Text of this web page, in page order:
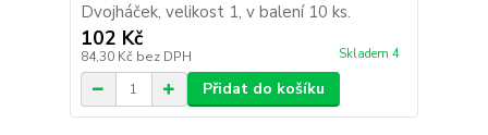
Dvojháček, velikost 1, v balení 10 ks.
102 Kč
84,30 Kč bez DPH Skladem 4
Přidat do košíku